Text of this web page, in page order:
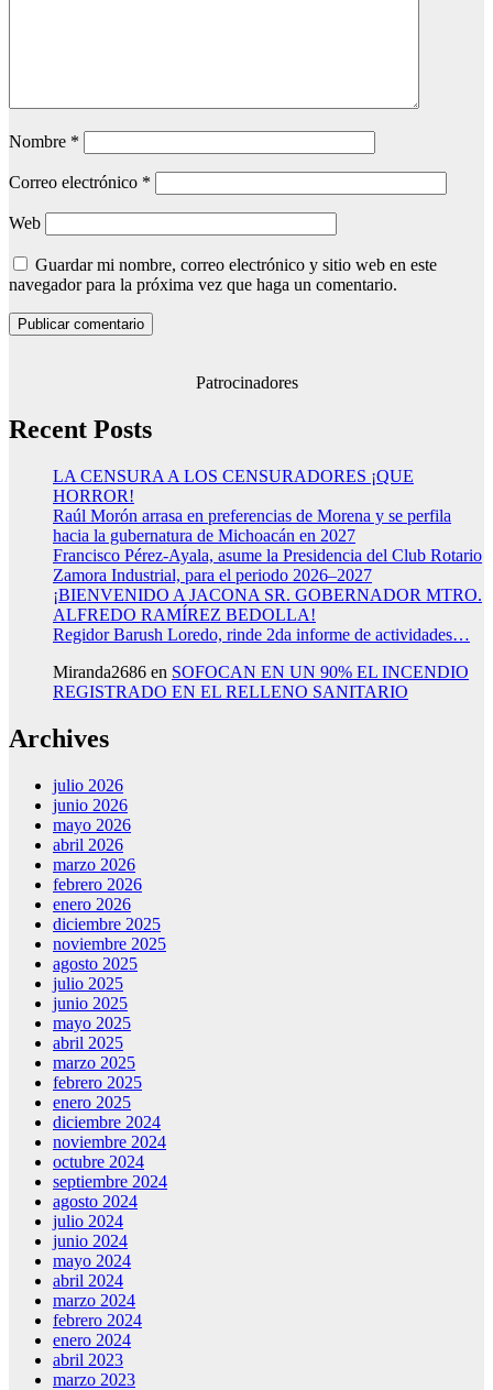
Nombre *
Correo electrónico *
Web
Guardar mi nombre, correo electrónico y sitio web en este
navegador para la próxima vez que haga un comentario.
Patrocinadores
Recent Posts
LA CENSURA A LOS CENSURADORES ¡QUE
HORROR!
Raúl Morón arrasa en preferencias de Morena y se perfila
hacia la gubernatura de Michoacán en 2027
Francisco Pérez-Ayala, asume la Presidencia del Club Rotario
Zamora Industrial, para el periodo 2026–2027
¡BIENVENIDO A JACONA SR. GOBERNADOR MTRO.
ALFREDO RAMÍREZ BEDOLLA!
Regidor Barush Loredo, rinde 2da informe de actividades…
Miranda2686 en SOFOCAN EN UN 90% EL INCENDIO
REGISTRADO EN EL RELLENO SANITARIO
Archives
julio 2026
junio 2026
mayo 2026
abril 2026
marzo 2026
febrero 2026
enero 2026
diciembre 2025
noviembre 2025
agosto 2025
julio 2025
junio 2025
mayo 2025
abril 2025
marzo 2025
febrero 2025
enero 2025
diciembre 2024
noviembre 2024
octubre 2024
septiembre 2024
agosto 2024
julio 2024
junio 2024
mayo 2024
abril 2024
marzo 2024
febrero 2024
enero 2024
abril 2023
marzo 2023